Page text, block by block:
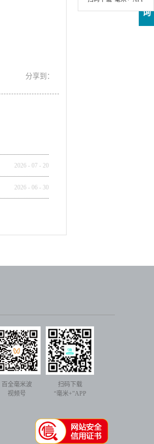
2026 - 07 - 20
2026 - 06 - 30
询
百全毫米波
视频号
扫码下载
“毫米+”APP